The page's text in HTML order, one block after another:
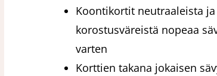
Koontikortit neutraaleista ja
korostusväreistä nopeaa
varten
Korttien takana jokaisen